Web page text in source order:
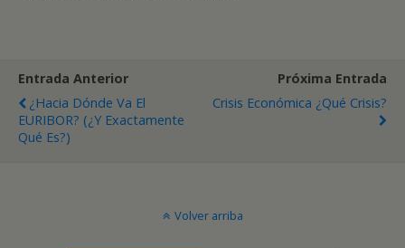
Entrada Anterior
¿Hacia Dónde Va El
EURIBOR? (¿Y Exactamente
Qué Es?)
Próxima Entrada
Crisis Económica ¿Qué Crisis?
Volver arriba